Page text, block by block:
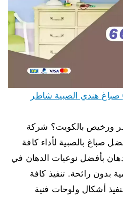
صباغ الصبية 66616884 صباغ هندي الصبية شاطر
ورخيص بالكويت؟ شركة
صباغ بالصبية لأداء كافة
بأفضل نوعيات الدهان في
بدون رائحة. تنفيذ كافة
أشكال ولوحات فنية